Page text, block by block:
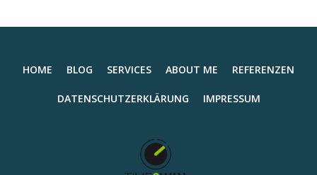
HOME BLOG SERVICES ABOUT ME REFERENZEN
DATENSCHUTZERKLÄRUNG IMPRESSUM